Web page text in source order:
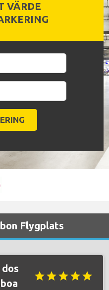
VÄRDE
Flygplats
starstarstarstarstar